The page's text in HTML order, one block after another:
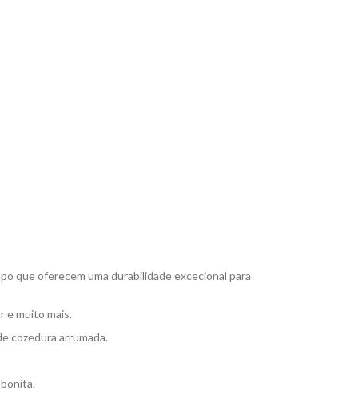
que oferecem uma durabilidade excecional para
e muito mais.
cozedura arrumada.